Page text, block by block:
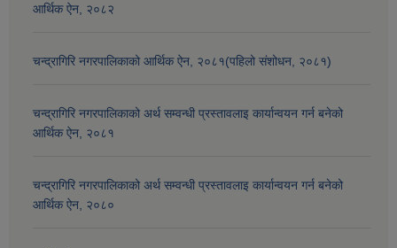
आर्थिक ऐन, २०८२
चन्द्रागिरि नगरपालिकाको आर्थिक ऐन, २०८१(पहिलो संशोधन, २०८१)
चन्द्रागिरि नगरपालिकाको अर्थ सम्वन्धी प्रस्तावलाइ कार्यान्वयन गर्न बनेको
आर्थिक ऐन, २०८१
चन्द्रागिरि नगरपालिकाको अर्थ सम्वन्धी प्रस्तावलाइ कार्यान्वयन गर्न बनेको
आर्थिक ऐन, २०८०